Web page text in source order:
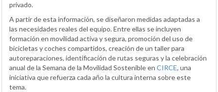
privado.
A partir de esta información, se diseñaron medidas adaptadas a
las necesidades reales del equipo. Entre ellas se incluyen
formación en movilidad activa y segura, promoción del uso de
bicicletas y coches compartidos, creación de un taller para
autoreparaciones, identificación de rutas seguras y la celebración
anual de la Semana de la Movilidad Sostenible en CIRCE, una
iniciativa que refuerza cada año la cultura interna sobre este
tema.